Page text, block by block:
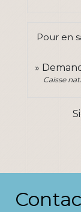
Pour en
Caisse